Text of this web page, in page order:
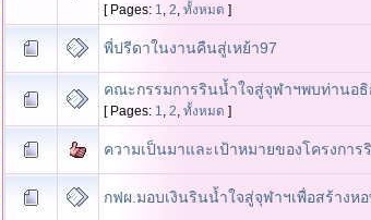
[ Pages: 1 2 ทั้งหมด ]
พี่ปรีดาในงานคืนสู่เหย้า97
คณะกรรมการรินน้ำใจสู่จุฬาฯพบท่านอธิ
[ Pages: 1 2 ทั้งหมด ]
ความเป็นมาและเป้าหมายของโครงการ
กฟผ.มอบเงินรินน้ำใจสู่จุฬาฯเพื่อสร้างห